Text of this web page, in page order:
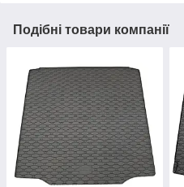
Подібні товари компанії